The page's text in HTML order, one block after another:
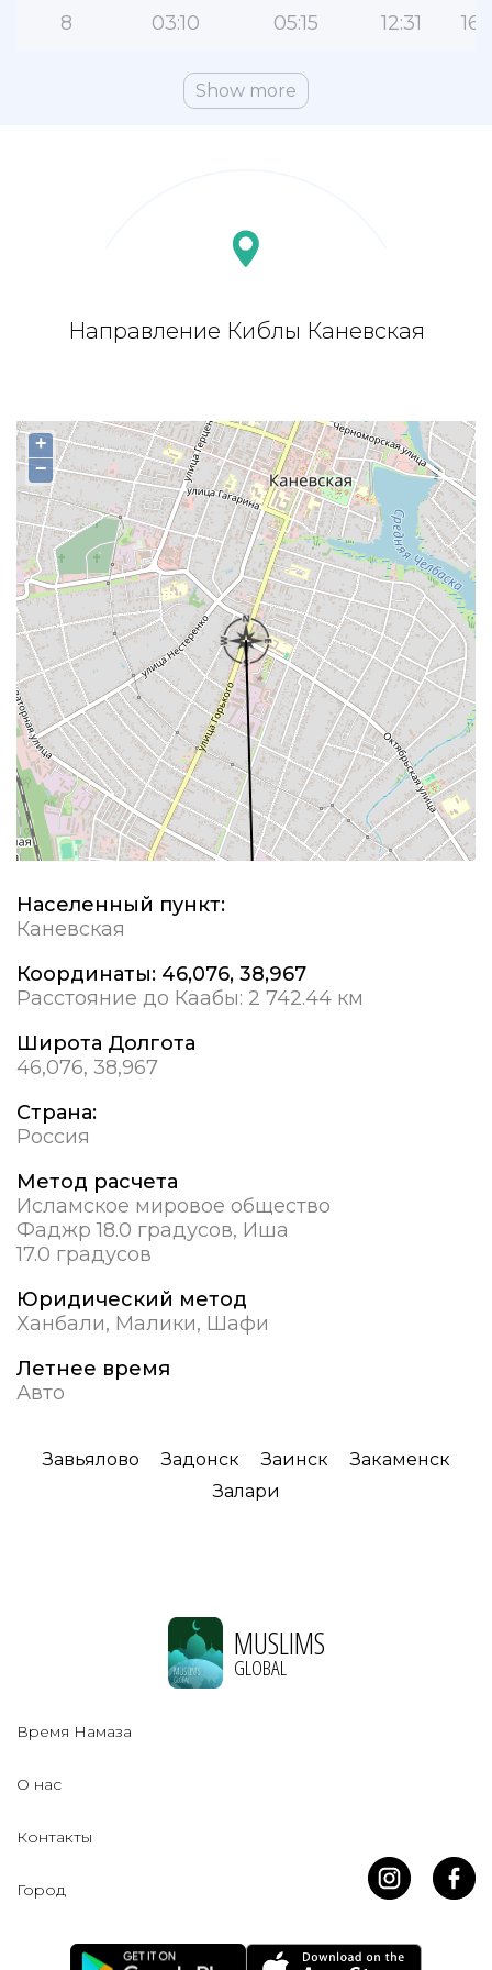
8 03:10 05:15 12:31
Show more
Направление Киблы Каневская
+
−
Населенный пункт:
Каневская
Координаты: 46,076, 38,967
Расстояние до Каабы: 2 742.44 км
Широта Долгота
46,076, 38,967
Страна:
Россия
Метод расчета
Исламское мировое общество
Фаджр 18.0 градусов, Иша
17.0 градусов
Юридический метод
Ханбали, Малики, Шафи
Летнее время
Авто
Завьялово Задонск Заинск
Закаменск
Залари
MUSLIMS
GLOBAL
Время Намаза
О нас
Контакты
Город